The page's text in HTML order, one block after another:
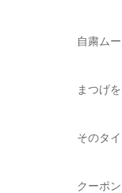
自粛ム
まつげ
そのタ
クーポ